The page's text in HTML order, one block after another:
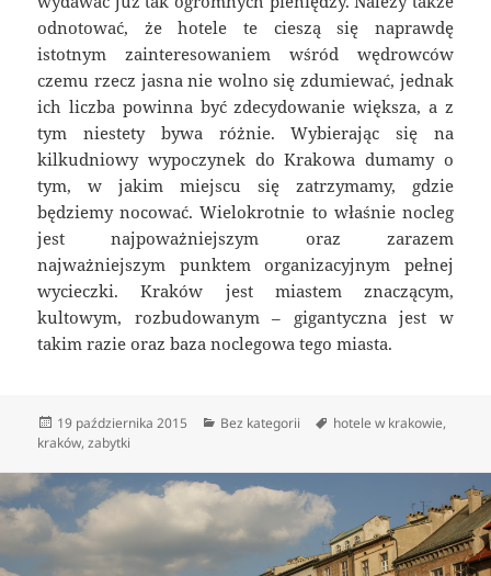
odnotować, że hotele te cieszą się naprawdę
istotnym zainteresowaniem wśród wędrowców
czemu rzecz jasna nie wolno się zdumiewać, jednak
ich liczba powinna być zdecydowanie większa, a z
tym niestety bywa różnie. Wybierając się na
kilkudniowy wypoczynek do Krakowa dumamy o
tym, w jakim miejscu się zatrzymamy, gdzie
będziemy nocować. Wielokrotnie to właśnie nocleg
jest najpoważniejszym oraz zarazem
najważniejszym punktem organizacyjnym pełnej
wycieczki. Kraków jest miastem znaczącym,
kultowym, rozbudowanym – gigantyczna jest w
takim razie oraz baza noclegowa tego miasta.
Data
publikacji
19 października 2015 Kategorie
Bez kategorii Tagi
hotele w krakowie,
kraków,zabytki